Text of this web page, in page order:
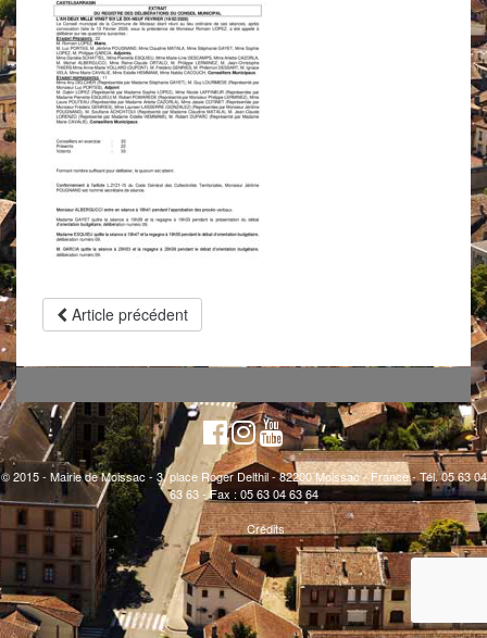
Article précédent
© 2015 - Mairie de Moissac - 3, place Roger Delthil - 82200 Moissac - France - Tél. 05 63 04
63 63 - Fax : 05 63 04 63 64
Crédits